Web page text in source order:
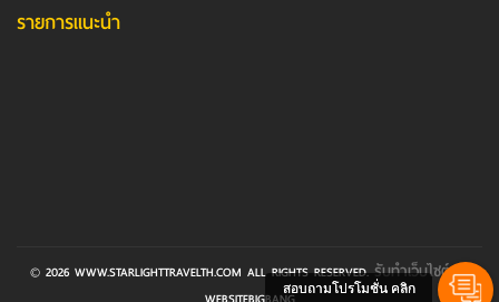
รายการแนะนำ
© 2026 WWW.STARLIGHTTRAVELTH.COM ALL RIGHTS RESERVED.รับทำเว็บไซต์BY
สอบถามโปรโมชั่น คลิก